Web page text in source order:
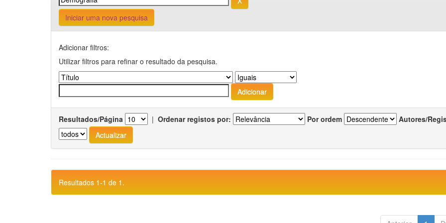
Iniciar uma nova pesquisa
Adicionar filtros:
Utilizar filtros para refinar o resultado da pesquisa.
Resultados/Página | Ordenar registos por: Por ordem Autores/
Resultados 1-1 de 1.